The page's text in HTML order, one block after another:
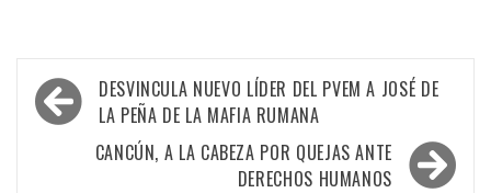
Navegación
de
entradas
DESVINCULA NUEVO LÍDER DEL PVEM A JOSÉ DE
LA PEÑA DE LA MAFIA RUMANA
CANCÚN, A LA CABEZA POR QUEJAS ANTE
DERECHOS HUMANOS